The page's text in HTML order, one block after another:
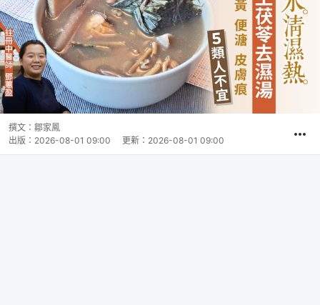
撰文： 鄒家鳳
出版： 2026-08-01 09:00 更新： 2026-08-01 09:00